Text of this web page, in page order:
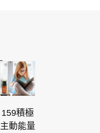
159積極
主動能量